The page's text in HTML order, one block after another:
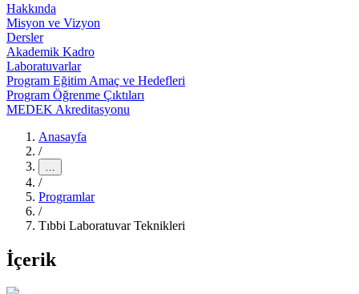
Hakkında
Misyon ve Vizyon
Dersler
Akademik Kadro
Laboratuvarlar
Program Eğitim Amaç ve Hedefleri
Program Öğrenme Çıktıları
MEDEK Akreditasyonu
Anasayfa
/
…
/
Programlar
/
Tıbbi Laboratuvar Teknikleri
İçerik